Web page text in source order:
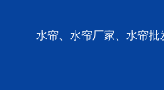
水帘、水帘厂家、水帘